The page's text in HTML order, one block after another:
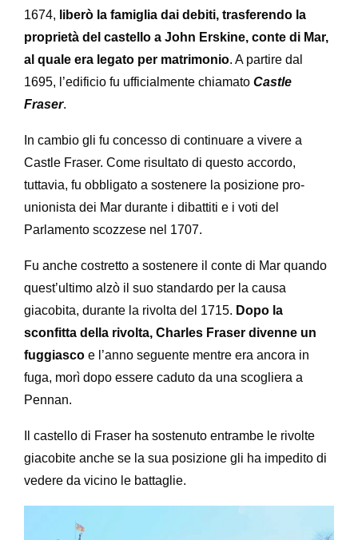
1674, liberò la famiglia dai debiti, trasferendo la
proprietà del castello a John Erskine, conte di Mar,
al quale era legato per matrimonio. A partire dal
1695, l’edificio fu ufficialmente chiamato Castle
Fraser.
In cambio gli fu concesso di continuare a vivere a
Castle Fraser. Come risultato di questo accordo,
tuttavia, fu obbligato a sostenere la posizione pro-
unionista dei Mar durante i dibattiti e i voti del
Parlamento scozzese nel 1707.
Fu anche costretto a sostenere il conte di Mar quando
quest’ultimo alzò il suo standardo per la causa
giacobita, durante la rivolta del 1715. Dopo la
sconfitta della rivolta, Charles Fraser divenne un
fuggiasco e l’anno seguente mentre era ancora in
fuga, morì dopo essere caduto da una scogliera a
Pennan.
Il castello di Fraser ha sostenuto entrambe le rivolte
giacobite anche se la sua posizione gli ha impedito di
vedere da vicino le battaglie.